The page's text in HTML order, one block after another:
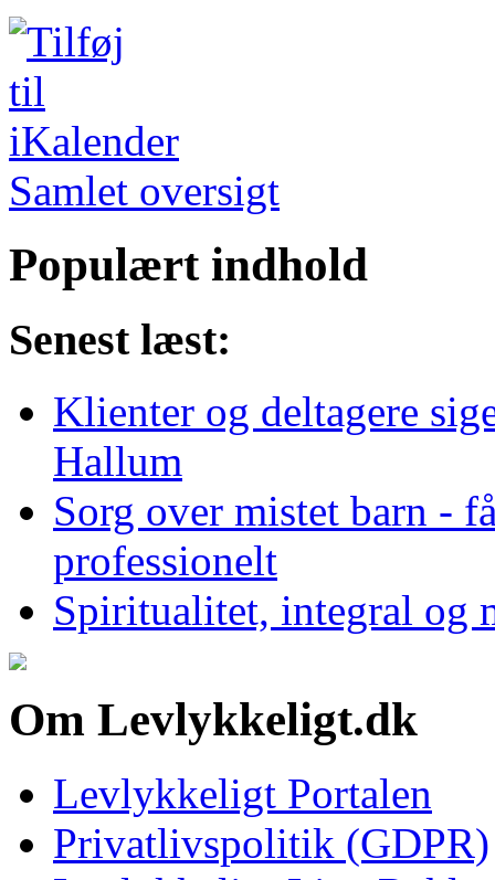
Samlet oversigt
Populært indhold
Senest læst:
Klienter og deltagere
Hallum
Sorg over mistet barn -
professionelt
Spiritualitet, integral og
Om Levlykkeligt.dk
Levlykkeligt Portalen
Privatlivspolitik (GDPR)